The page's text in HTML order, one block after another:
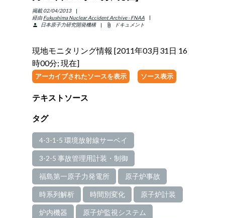
ENGLISH 日本語
サインイン
掲載 02/04/2013
経由 Fukushima Nuclear Accident Archive - FNAA
person
日本原子力研究開発機構 attach_file ドキュメント
現地モニタリング情報 [2011年03月31日 16
時00分; 現在]
アーカイブされたソースを表示 ソース表示
テキストソース
タグ
4-3-1-5 環境放射線サーベイ
3-2-5 事故管理用計装・制御
福島第一原子力発電所 原子炉事故
時系列解析 時間別変化 原子炉計装
炉内機器 原子炉監視システム